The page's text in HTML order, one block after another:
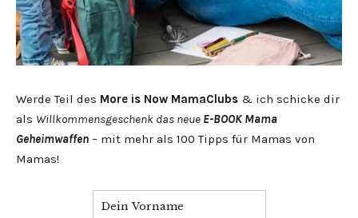
Werde Teil des More is Now MamaClubs & ich schicke dir
als Willkommensgeschenk das neue E-BOOK Mama
Geheimwaffen – mit mehr als 100 Tipps für Mamas von
Mamas!